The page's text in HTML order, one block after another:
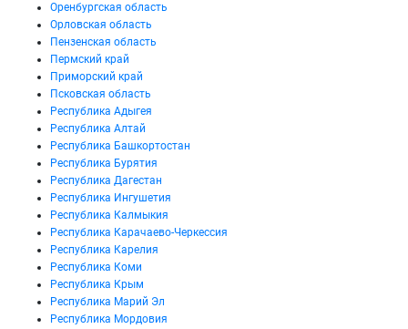
Оренбургская область
Орловская область
Пензенская область
Пермский край
Приморский край
Псковская область
Республика Адыгея
Республика Алтай
Республика Башкортостан
Республика Бурятия
Республика Дагестан
Республика Ингушетия
Республика Калмыкия
Республика Карачаево-Черкессия
Республика Карелия
Республика Коми
Республика Крым
Республика Марий Эл
Республика Мордовия